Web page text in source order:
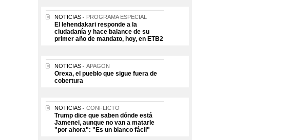
NOTICIAS PROGRAMA ESPECIAL
El lehendakari responde a la
ciudadanía y hace balance de su
primer año de mandato, hoy, en ETB2
NOTICIAS APAGÓN
Orexa, el pueblo que sigue fuera de
cobertura
NOTICIAS CONFLICTO
Trump dice que saben dónde está
Jamenei, aunque no van a matarle
"por ahora": "Es un blanco fácil"